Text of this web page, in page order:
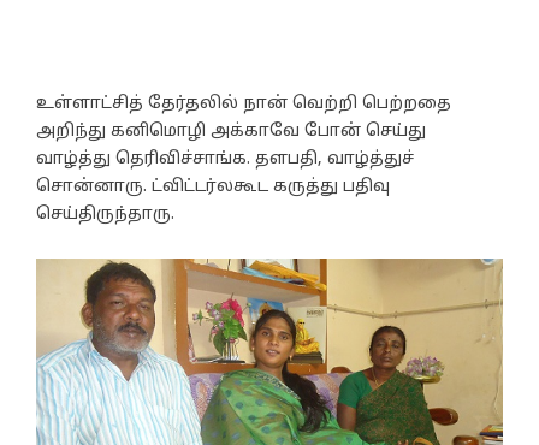
உள்ளாட்சித் தேர்தலில் நான் வெற்றி பெற்றதை
அறிந்து கனிமொழி அக்காவே போன் செய்து
வாழ்த்து தெரிவிச்சாங்க. தளபதி, வாழ்த்துச்
சொன்னாரு. ட்விட்டர்லகூட கருத்து பதிவு
செய்திருந்தாரு.